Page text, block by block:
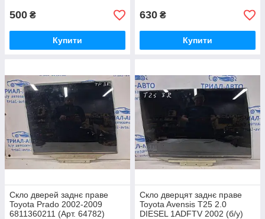
500 ₴
Купити
630 ₴
Купити
Скло дверей заднє праве
Toyota Prado 2002-2009
6811360211 (Арт. 64782)
Скло дверцят заднє праве
Toyota Avensis T25 2.0
DIESEL 1ADFTV 2002 (б/у)